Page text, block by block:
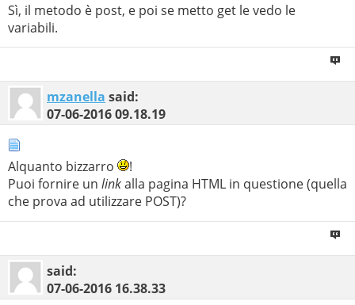
Sì, il metodo è post, e poi se metto get le vedo le
variabili.
mzanella said:
07-06-201609.18.19
Alquanto bizzarro
!
Puoi fornire un linkalla pagina HTML in questione (quella
che prova ad utilizzare POST)?
said:
07-06-2016 16.38.33